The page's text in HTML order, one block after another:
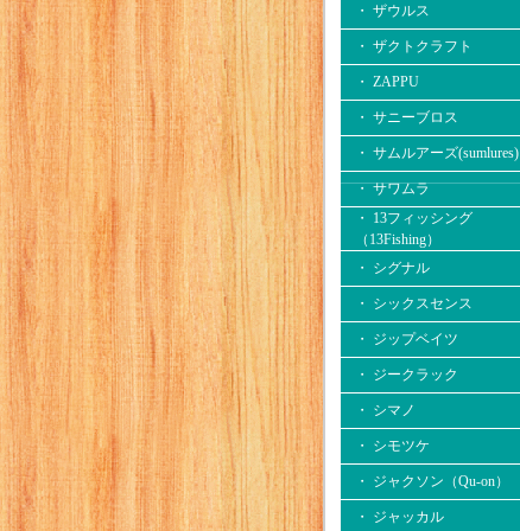
・ ザウルス
・ ザクトクラフト
・ ZAPPU
・ サニーブロス
・ サムルアーズ(sumlures)
・ サワムラ
・ 13フィッシング
（13Fishing）
・ シグナル
・ シックスセンス
・ ジップベイツ
・ ジークラック
・ シマノ
・ シモツケ
・ ジャクソン（Qu-on）
・ ジャッカル